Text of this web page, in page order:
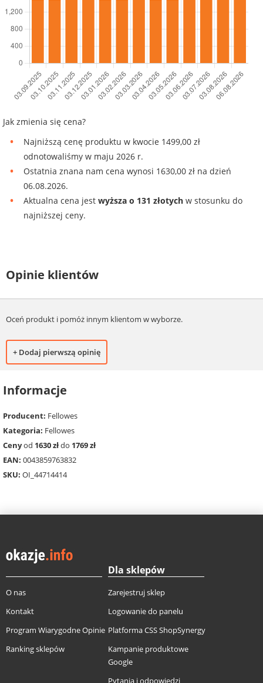
Jak zmienia się cena?
Najniższą cenę produktu w kwocie 1499,00 zł
odnotowaliśmy w maju 2026 r.
Ostatnia znana nam cena wynosi 1630,00 zł na dzień
06.08.2026.
Aktualna cena jest wyższa o 131 złotych w stosunku do
najniższej ceny.
Opinie klientów
Oceń produkt i pomóż innym klientom w wyborze.
+ Dodaj pierwszą opinię
Informacje
Producent: Fellowes
Kategoria: Fellowes
Cenyod 1630 złdo 1769 zł
EAN: 0043859763832
SKU: OI_44714414
O nas
Kontakt
Program Wiarygodne Opinie
Ranking sklepów
Dla sklepów
Zarejestruj sklep
Logowanie do panelu
Platforma CSS ShopSynergy
Kampanie produktowe
Google
Pytania i odpowiedzi